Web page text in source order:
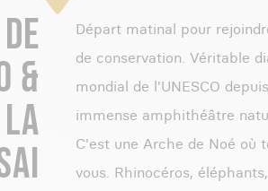
&
Départ matinal pour
de conservation. Véritable
mondial de l'UNESCO
immense amphithéâtre
C'est une Arche de Noé où
vous. Rhinocéros,